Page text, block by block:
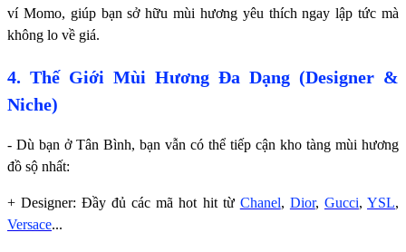
ví Momo, giúp bạn sở hữu mùi hương yêu thích ngay lập tức mà
không lo về giá.
4. Thế Giới Mùi Hương Đa Dạng (Designer &
Niche)
- Dù bạn ở Tân Bình, bạn vẫn có thể tiếp cận kho tàng mùi hương
đồ sộ nhất:
+ Designer: Đầy đủ các mã hot hit từ Chanel, Dior, Gucci,YSL,
Versace...